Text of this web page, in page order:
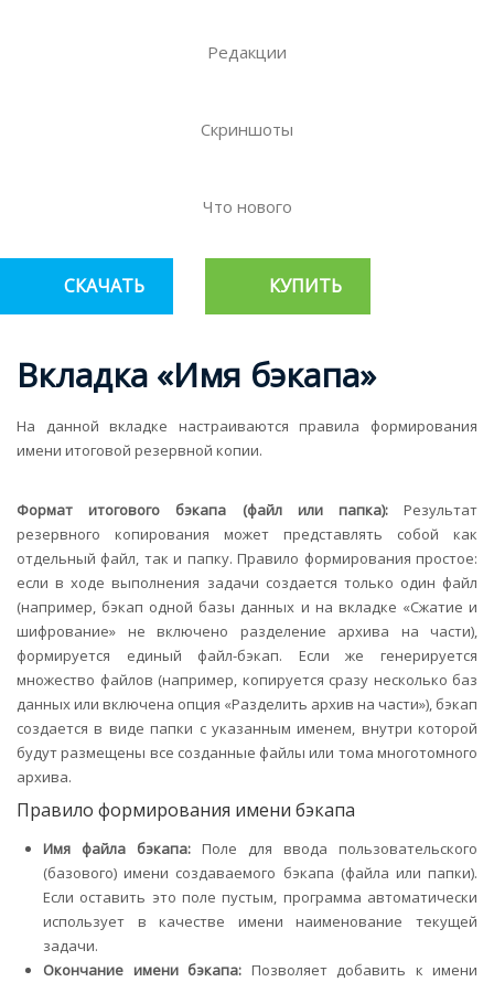
Редакции
Скриншоты
Что нового
СКАЧАТЬ КУПИТЬ
Вкладка «Имя бэкапа»
На данной вкладке настраиваются правила формирования
имени итоговой резервной копии.
Формат итогового бэкапа (файл или папка):Результат
резервного копирования может представлять собой как
отдельный файл, так и папку. Правило формирования простое:
если в ходе выполнения задачи создается только один файл
(например, бэкап одной базы данных и на вкладке «Сжатие и
шифрование» не включено разделение архива на части),
формируется единый файл-бэкап. Если же генерируется
множество файлов (например, копируется сразу несколько баз
данных или включена опция «Разделить архив на части»), бэкап
создается в виде папки с указанным именем, внутри которой
будут размещены все созданные файлы или тома многотомного
архива.
Правило формирования имени бэкапа
Имя файла бэкапа: Поле для ввода пользовательского
(базового) имени создаваемого бэкапа (файла или папки).
Если оставить это поле пустым, программа автоматически
использует в качестве имени наименование текущей
задачи.
Окончание имени бэкапа: Позволяет добавить к имени